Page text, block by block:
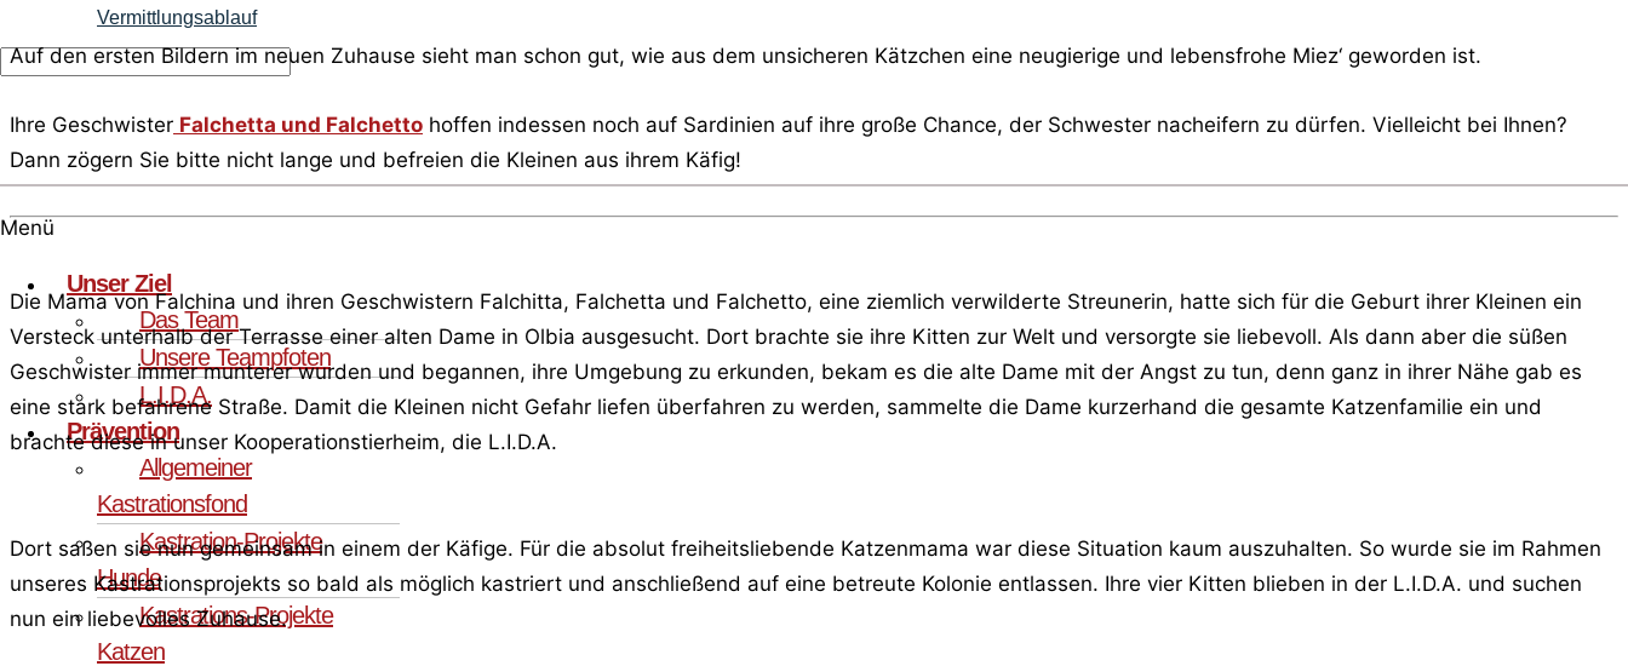
Vermittlungsablauf
Menü
Unser Ziel
Das Team
Unsere Teampfoten
L.I.D.A.
Prävention
Allgemeiner
Kastrationsfond
Kastration-Projekte
Hunde
Kastrations-Projekte
Katzen
Auf den ersten Bildern im neuen Zuhause sieht man schon gut, wie aus dem unsicheren Kätzchen eine neugierige und lebensfrohe Miez‘ geworden ist.
Ihre Geschwister Falchetta und Falchetto hoffen indessen noch auf Sardinien auf ihre große Chance, der Schwester nacheifern zu dürfen. Vielleicht bei Ihnen?
Dann zögern Sie bitte nicht lange und befreien die Kleinen aus ihrem Käfig!
Die Mama von Falchina und ihren Geschwistern Falchitta, Falchetta und Falchetto, eine ziemlich verwilderte Streunerin, hatte sich für die Geburt ihrer Kleinen ein
Versteck unterhalb der Terrasse einer alten Dame in Olbia ausgesucht. Dort brachte sie ihre Kitten zur Welt und versorgte sie liebevoll. Als dann aber die süßen
Geschwister immer munterer wurden und begannen, ihre Umgebung zu erkunden, bekam es die alte Dame mit der Angst zu tun, denn ganz in ihrer Nähe gab es
eine stark befahrene Straße. Damit die Kleinen nicht Gefahr liefen überfahren zu werden, sammelte die Dame kurzerhand die gesamte Katzenfamilie ein und
brachte diese in unser Kooperationstierheim, die L.I.D.A.
Dort saßen sie nun gemeinsam in einem der Käfige. Für die absolut freiheitsliebende Katzenmama war diese Situation kaum auszuhalten. So wurde sie im Rahmen
unseres Kastrationsprojekts so bald als möglich kastriert und anschließend auf eine betreute Kolonie entlassen. Ihre vier Kitten blieben in der L.I.D.A. und suchen
nun ein liebevolles Zuhause.